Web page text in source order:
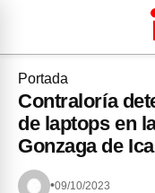
Portada
Contraloría
de laptops en
Gonzaga de Ica
•09/10/2023